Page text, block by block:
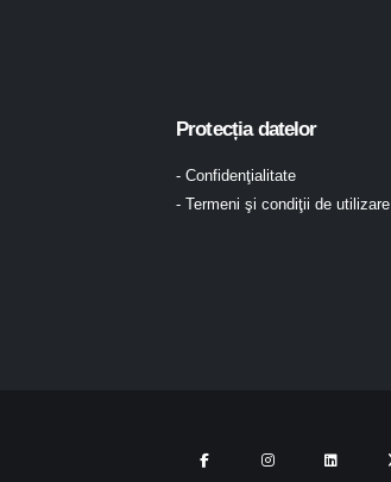
Protecția datelor
- Confidenţialitate
- Termeni şi condiţii de utilizare